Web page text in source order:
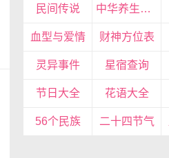
民间传说 中华养生文化
血型与爱情 财神方位表
灵异事件 星宿查询
节日大全 花语大全
56个民族 二十四节气